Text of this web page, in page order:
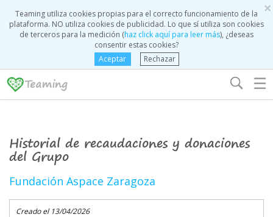
×
Teaming utiliza cookies propias para el correcto funcionamiento de la
plataforma. NO utiliza cookies de publicidad. Lo que sí utiliza son cookies
de terceros para la medición (haz click aquí para leer más), ¿deseas
consentir estas cookies?
Aceptar
Rechazar
☰
Historial de recaudaciones y donaciones
del Grupo
Fundación Aspace Zaragoza
Creado el 13/04/2026